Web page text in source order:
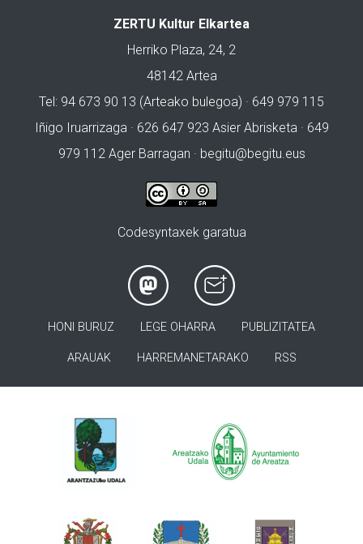
ZERTU Kultur Elkartea
Herriko Plaza, 24, 2
48142 Artea
Tel: 94 673 90 13 (Arteako bulegoa) · 649 979 115
Iñigo Iruarrizaga · 626 647 923 Asier Abrisketa · 649
979 112 Ager Barragan · begitu@begitu.eus
Codesyntaxek garatua
HONI BURUZ LEGE OHARRA PUBLIZITATEA
ARAUAK HARREMANETARAKO RSS